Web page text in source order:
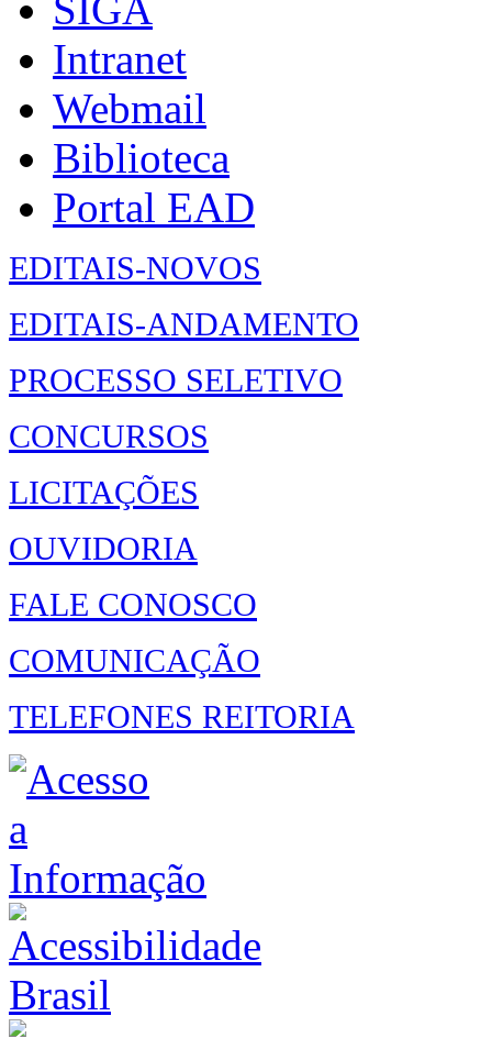
Intranet
Webmail
Biblioteca
Portal EAD
EDITAIS-NOVOS
EDITAIS-ANDAMENTO
PROCESSO SELETIVO
CONCURSOS
LICITAÇÕES
OUVIDORIA
FALE CONOSCO
COMUNICAÇÃO
TELEFONES REITORIA